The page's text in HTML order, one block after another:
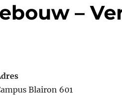
–
Blairon 601